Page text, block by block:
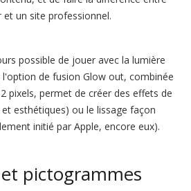
un site professionnel.
possible de jouer avec la lumière
l'option de fusion Glow out, combinée
pixels, permet de créer des effets de
esthétiques) ou le lissage façon
initié par Apple, encore eux).
pictogrammes